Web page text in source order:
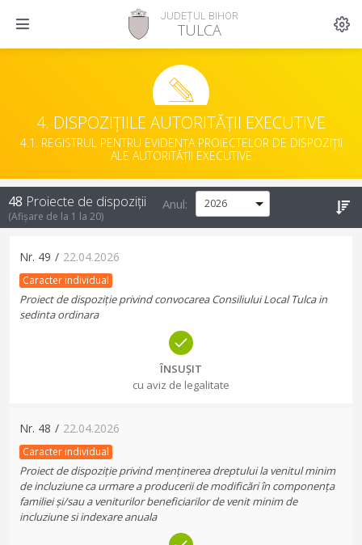
JUDEȚUL BIHOR
TULCA
4. DISPOZIȚIILE AUTORITĂȚII EXECUTIVE
4.1. REGISTRUL PENTRU EVIDENȚA PROIECTELOR DE DISPOZIȚII
ALE AUTORITĂȚII EXECUTIVE
48 Proiecte de dispoziții
(Afișare de la 1 la 20)
Anul:
Nr. 49 / 22.04.2026
Caracter individual
Proiect de dispoziție privind convocarea Consiliului Local Tulca in
sedinta ordinara
ÎNSUȘIT
cu aviz de legalitate
Nr. 48 / 22.04.2026
Caracter individual
Proiect de dispoziție privind menținerea dreptului la venitul minim
de incluziune ca urmare a producerii de modificări în componența
familiei și/sau a veniturilor beneficiarilor de venit minim de
incluziune si indexare anuala